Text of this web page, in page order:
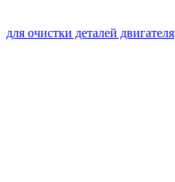
для очистки деталей двигателя